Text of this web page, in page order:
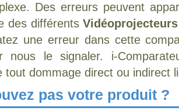
Des erreurs peuvent
des différentsVidéoprojecteurs
une erreur dans cette
nous le signaler. i-
tout dommage direct ou indirect
pas votre produit ?